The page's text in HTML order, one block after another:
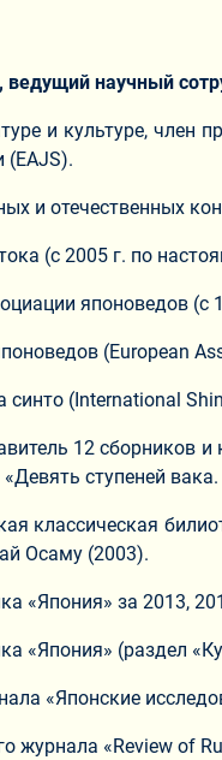
ведущий научный
и культуре,
(EAJS).
и отечественных
(с 2005 г. по
японоведов (c
(European
(International
12 сборников
ступеней
классическая
Осаму (2003).
«Япония» за 2013,
«Япония» (раздел
«Японские
журнала «Review of